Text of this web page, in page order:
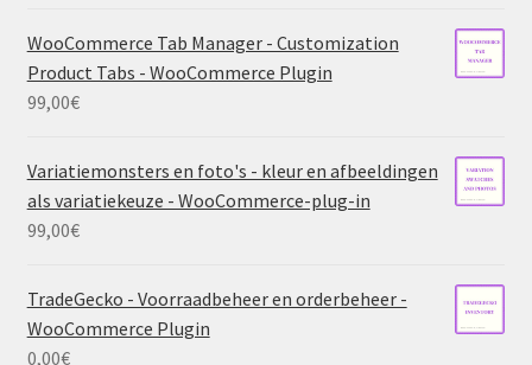
WooCommerce Tab Manager - Customization
Product Tabs - WooCommerce Plugin
99,00€
Variatiemonsters en foto's - kleur en afbeeldingen
als variatiekeuze - WooCommerce-plug-in
99,00€
TradeGecko - Voorraadbeheer en orderbeheer -
WooCommerce Plugin
0,00€